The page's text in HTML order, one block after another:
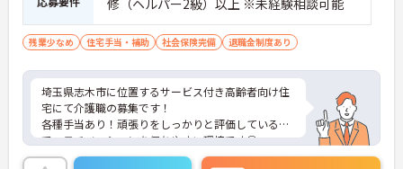
修（ヘルパー2級）以上 ※未経験相談可能
残業少なめ 住宅手当・補助 社会保険完備 退職金制度あり
埼玉県志木市に位置するサービス付き高齢者向け住
宅にて介護職の募集です！
各種手当あり！頑張りをしっかりと評価しているの
で、モチベーションを保ちやすい環境です◎
育児休暇制度やその他福利厚生も整っておりますの